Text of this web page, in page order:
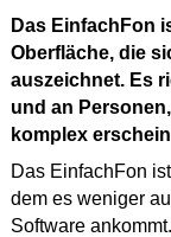
Das EinfachFon
Oberfläche, die
auszeichnet. Es
und an
komplex
Das EinfachFon
dem es weniger
Software